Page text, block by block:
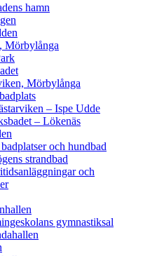
hamn
Mörbylånga
Mörbylånga
– Ispe Udde
– Lökenäs
och hundbad
strandbad
och
gymnastiksal